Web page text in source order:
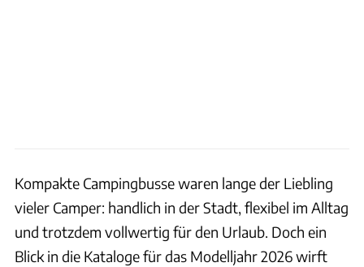
Kompakte Campingbusse waren lange der Liebling
vieler Camper: handlich in der Stadt, flexibel im Alltag
und trotzdem vollwertig für den Urlaub. Doch ein
Blick in die Kataloge für das Modelljahr 2026 wirft